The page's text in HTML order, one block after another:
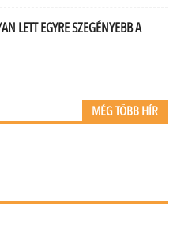
LETT EGYRE SZEGÉNYEBB A
MÉG TÖBB HÍR